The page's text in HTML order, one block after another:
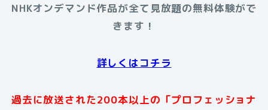
NHKオンデマンド作品が全て見放題の無料体験がで
きます！
詳しくはコチラ
過去に放送された200本以上の「プロフェッショナ